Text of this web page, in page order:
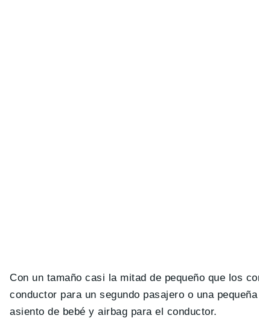
Con un tamaño casi la mitad de pequeño que los
conductor para un segundo pasajero o una
asiento de bebé y airbag para el conductor.